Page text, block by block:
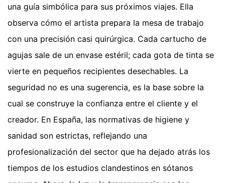
una guía simbólica para sus próximos viajes. Ella
observa cómo el artista prepara la mesa de trabajo
con una precisión casi quirúrgica. Cada cartucho de
agujas sale de un envase estéril; cada gota de tinta se
vierte en pequeños recipientes desechables. La
seguridad no es una sugerencia, es la base sobre la
cual se construye la confianza entre el cliente y el
creador. En España, las normativas de higiene y
sanidad son estrictas, reflejando una
profesionalización del sector que ha dejado atrás los
tiempos de los estudios clandestinos en sótanos